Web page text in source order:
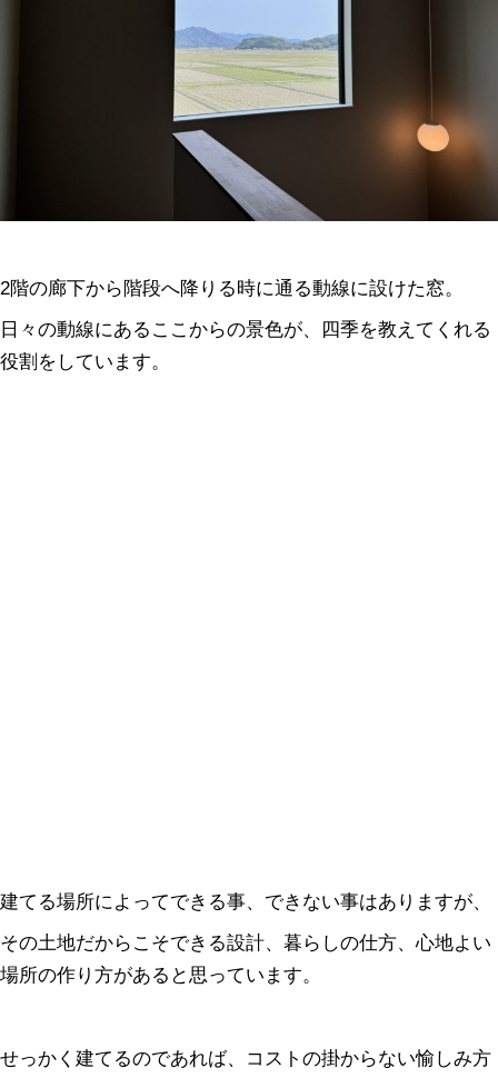
2階の廊下から階段へ降りる時に通る動線に設けた窓。
日々の動線にあるここからの景色が、四季を教えてくれる
役割をしています。
建てる場所によってできる事、できない事はありますが、
その土地だからこそできる設計、暮らしの仕方、心地よい
場所の作り方があると思っています。
せっかく建てるのであれば、コストの掛からない愉しみ方